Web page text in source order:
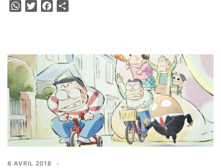
WhatsApp
TwitterFacebook
6 AVRIL 2018